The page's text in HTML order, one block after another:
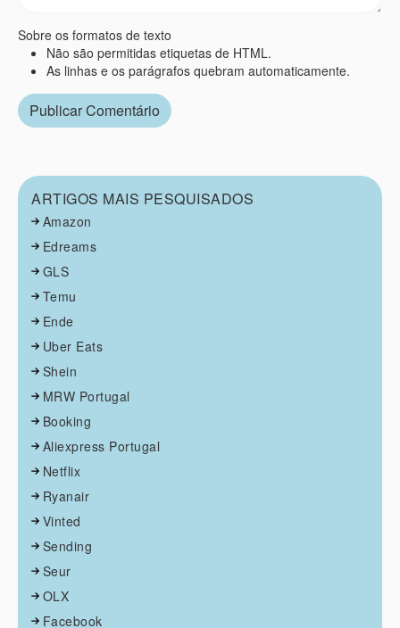
Sobre os formatos de texto
Não são permitidas etiquetas de HTML.
As linhas e os parágrafos quebram automaticamente.
ARTIGOS MAIS PESQUISADOS
Amazon
Edreams
GLS
Temu
Ende
Uber Eats
Shein
MRW Portugal
Booking
Aliexpress Portugal
Netflix
Ryanair
Vinted
Sending
Seur
OLX
Facebook